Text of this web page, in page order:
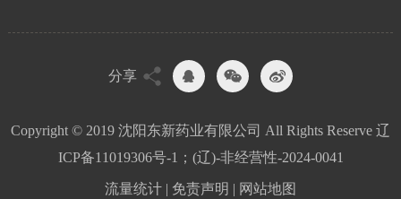
分享
Copyright © 2019 沈阳东新药业有限公司 All Rights Reserve 辽
ICP备11019306号-1；(辽)-非经营性-2024-0041
流量统计 | 免责声明 | 网站地图